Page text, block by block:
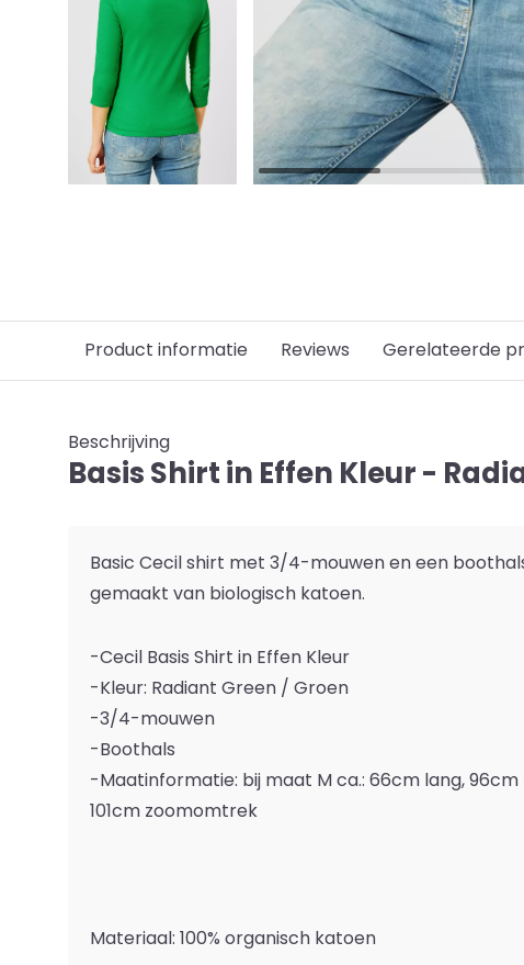
Product informatie Reviews Gerelateerde
Beschrijving
Basis Shirt in Effen Kleur -
Basic Cecil shirt met 3/4-mouwen en een
gemaakt van biologisch katoen.
-Cecil Basis Shirt in Effen Kleur
-Kleur: Radiant Green / Groen
-3/4-mouwen
-Boothals
-Maatinformatie: bij maat M ca.: 66cm lang,
101cm zoomomtrek
Materiaal: 100% organisch katoen